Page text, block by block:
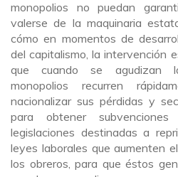
monopolios no puedan
valerse de la maquinaria
cómo en momentos de
del capitalismo, la intervención
que cuando se agudizan
monopolios recurren
nacionalizar sus pérdidas y
para obtener
legislaciones destinadas a
leyes laborales que aumenten
los obreros, para que éstos